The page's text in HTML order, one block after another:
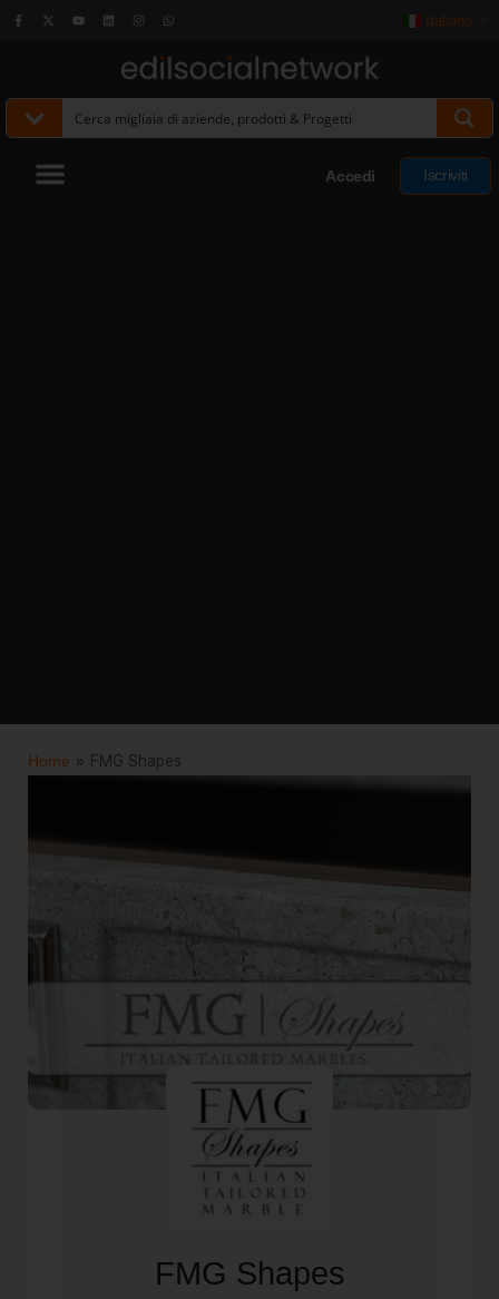
Italiano
Accedi Iscriviti
Home » FMG Shapes
FMG Shapes